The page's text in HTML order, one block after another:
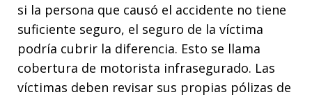
si la persona que causó el accidente no tiene
suficiente seguro, el seguro de la víctima
podría cubrir la diferencia. Esto se llama
cobertura de motorista infrasegurado. Las
víctimas deben revisar sus propias pólizas de